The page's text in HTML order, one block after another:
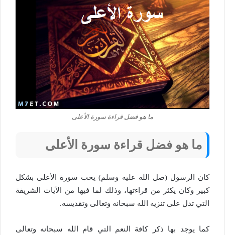
ما هو فضل قراءة سورة الأعلى
ما هو فضل قراءة سورة الأعلى
كان الرسول (صل الله عليه وسلم) يحب سورة الأعلى بشكل
كبير وكان يكثر من قراءتها، وذلك لما فيها من الآيات الشريفة
التي تدل على تنزيه الله سبحانه وتعالى وتقديسه.
كما يوجد بها ذكر كافة النعم التي قام الله سبحانه وتعالى